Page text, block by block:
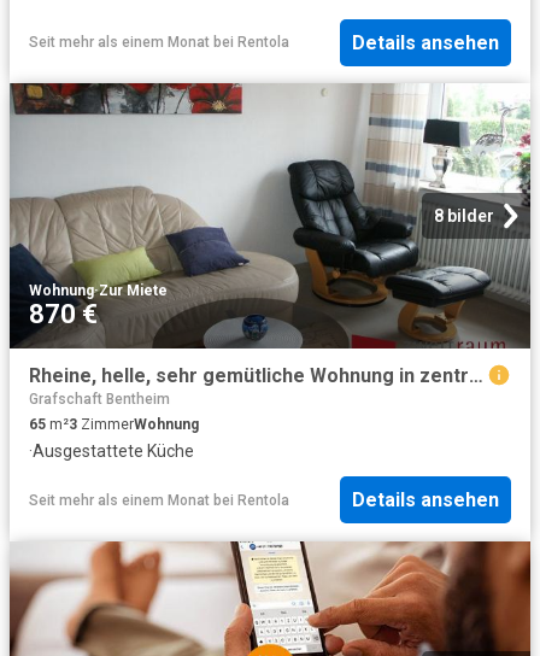
Seit mehr als einem Monat bei Rentola Details ansehen
8 bilder
Wohnung·Zur Miete
870 €
Rheine, helle, sehr gemütliche Wohnung in zentraler Lage, voll ausgestattet
Grafschaft Bentheim
65 m²3 ZimmerWohnung
·Ausgestattete Küche
Seit mehr als einem Monat bei Rentola Details ansehen